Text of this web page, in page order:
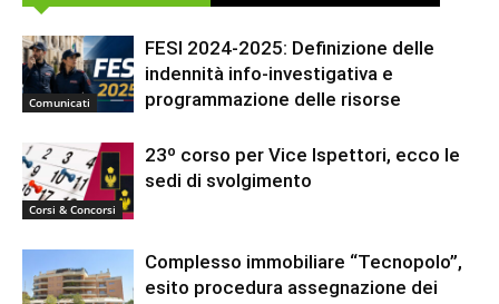
Comunicati
FESI 2024-2025: Definizione delle
indennità info-investigativa e
programmazione delle risorse
Corsi & Concorsi
23º corso per Vice Ispettori, ecco le
sedi di svolgimento
Complesso immobiliare “Tecnopolo”,
esito procedura assegnazione dei